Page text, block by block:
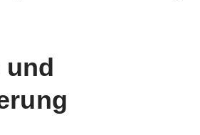
und